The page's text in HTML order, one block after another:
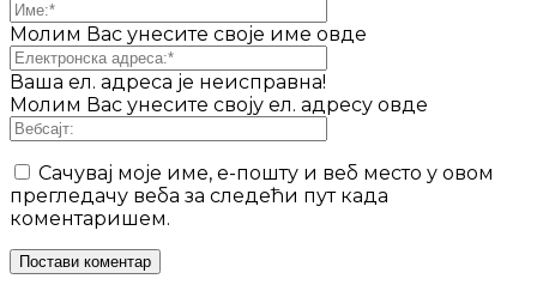
Молим Вас унесите своје име овде
Ваша ел. адреса је неисправна!
Молим Вас унесите своју ел. адресу овде
Сачувај моје име, е-пошту и веб место у овом
прегледачу веба за следећи пут када
коментаришем.